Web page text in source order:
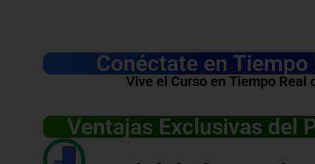
Conéctate en
Vive el Curso en Tiempo
Ventajas Exclusivas del